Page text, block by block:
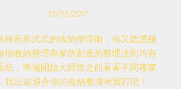
13/03/2017
種形形式式的收納整理術，你又聽過幾
個收納整理專家所創造的整理法則均有
統，準備開始大掃除之前看看不同專家
找出最適合你的收納整理術實行吧！ ...